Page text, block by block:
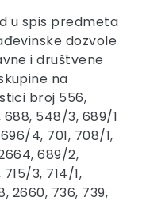
u spis predmeta
dozvole
i društvene
na
broj 556,
688, 548/3, 689/1
4, 701, 708/1,
689/2,
3, 714/1,
2660, 736, 739,